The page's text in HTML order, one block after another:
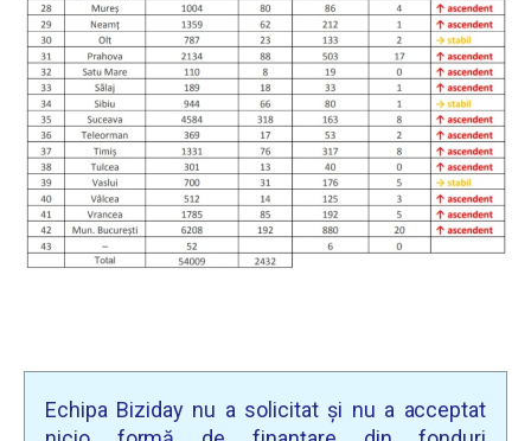
Echipa Biziday nu a solicitat și nu a acceptat